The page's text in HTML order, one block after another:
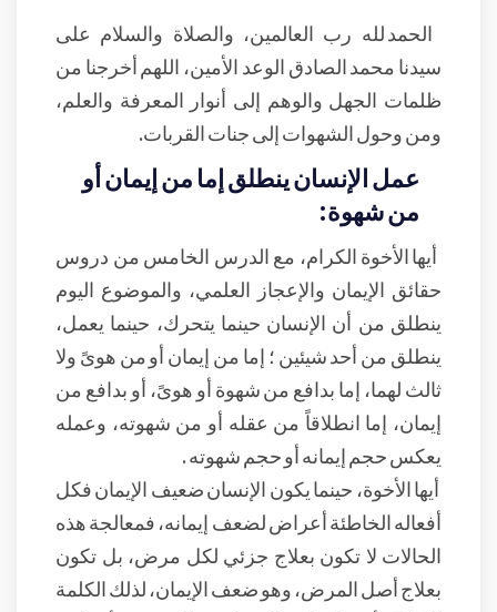
الحمد لله رب العالمين، والصلاة والسلام على
سيدنا محمد الصادق الوعد الأمين، اللهم أخرجنا من
ظلمات الجهل والوهم إلى أنوار المعرفة والعلم،
ومن وحول الشهوات إلى جنات القربات.
عمل الإنسان ينطلق إما من إيمان أو
من شهوة:
أيها الأخوة الكرام، مع الدرس الخامس من دروس
حقائق الإيمان والإعجاز العلمي، والموضوع اليوم
ينطلق من أن الإنسان حينما يتحرك، حينما يعمل،
ينطلق من أحد شيئين ؛ إما من إيمان أو من هوىً ولا
ثالث لهما، إما بدافع من شهوة أو هوىً، أو بدافع من
إيمان، إما انطلاقاً من عقله أو من شهوته، وعمله
يعكس حجم إيمانه أو حجم شهوته .
أيها الأخوة، حينما يكون الإنسان ضعيف الإيمان فكل
أفعاله الخاطئة أعراض لضعف إيمانه، فمعالجة هذه
الحالات لا تكون بعلاج جزئي لكل مرض، بل تكون
بعلاج أصل المرض، وهو ضعف الإيمان، لذلك الكلمة